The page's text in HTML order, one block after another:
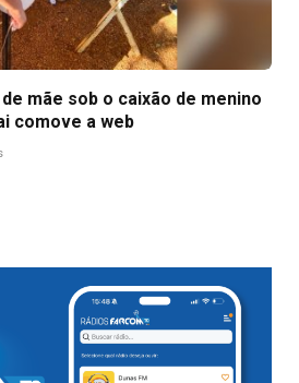
mãe sob o caixão de menino
comove a web